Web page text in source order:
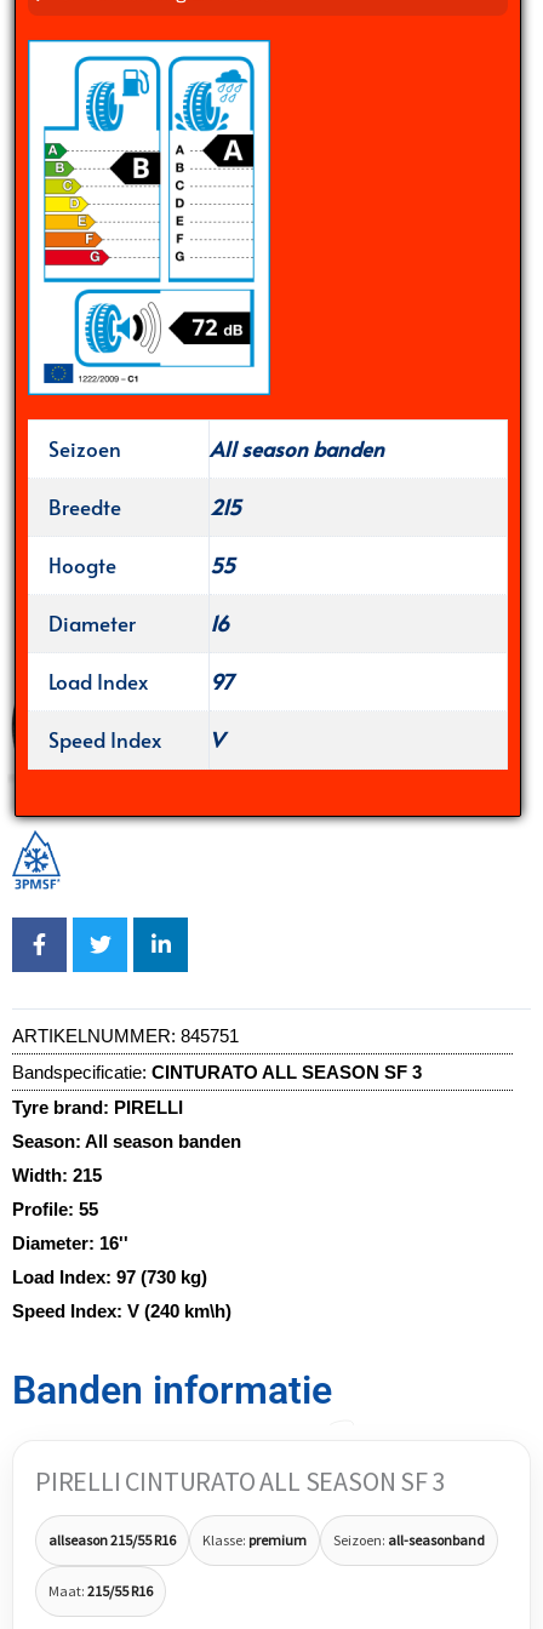
Seizoen
All season banden
Breedte
215
Hoogte
55
Diameter
16
Load Index
97
Speed Index
V
ARTIKELNUMMER: 845751
Bandspecificatie: CINTURATO ALL SEASON SF 3
Tyre brand: PIRELLI
Season: All season banden
Width: 215
Profile: 55
Diameter: 16''
Load Index: 97 (730 kg)
Speed Index: V (240 km\h)
Banden informatie
PIRELLI CINTURATO ALL SEASON SF 3
allseason 215/55 R16 Klasse: premium Seizoen: all-seasonband
Maat: 215/55 R16